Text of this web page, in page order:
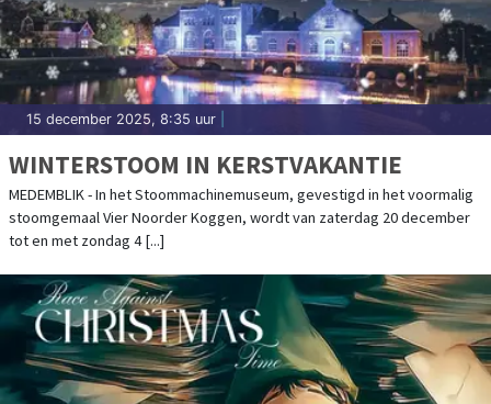
15 december 2025, 8:35 uur
WINTERSTOOM IN KERSTVAKANTIE
MEDEMBLIK - In het Stoommachinemuseum, gevestigd in het voormalig
stoomgemaal Vier Noorder Koggen, wordt van zaterdag 20 december
tot en met zondag 4 [...]